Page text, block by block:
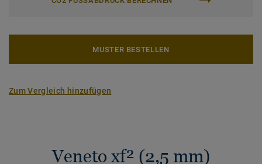
MUSTER BESTELLEN
Zum Vergleich hinzufügen
Veneto xf² (2,5 mm)